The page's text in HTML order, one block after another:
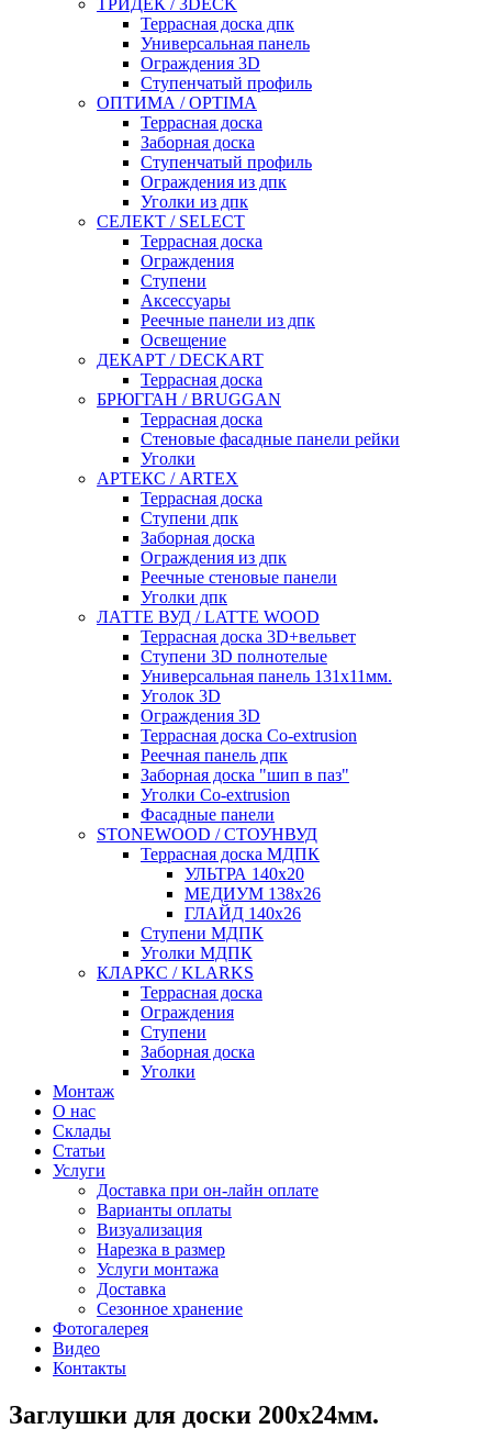
ТРИДЕК / 3DECK
Террасная доска дпк
Универсальная панель
Ограждения 3D
Ступенчатый профиль
ОПТИМА / OPTIMA
Террасная доска
Заборная доска
Ступенчатый профиль
Ограждения из дпк
Уголки из дпк
СЕЛЕКТ / SELECT
Террасная доска
Ограждения
Ступени
Аксессуары
Реечные панели из дпк
Освещение
ДЕКАРТ / DECKART
Террасная доска
БРЮГГАН / BRUGGAN
Террасная доска
Стеновые фасадные панели рейки
Уголки
АРТЕКС / ARTEX
Террасная доска
Ступени дпк
Заборная доска
Ограждения из дпк
Реечные стеновые панели
Уголки дпк
ЛАТТЕ ВУД / LATTE WOOD
Террасная доска 3D+вельвет
Ступени 3D полнотелые
Универсальная панель 131x11мм.
Уголок 3D
Ограждения 3D
Террасная доска Co-extrusion
Реечная панель дпк
Заборная доска "шип в паз"
Уголки Co-extrusion
Фасадные панели
STONEWOOD / СТОУНВУД
Террасная доска МДПК
УЛЬТРА 140x20
МЕДИУМ 138x26
ГЛАЙД 140x26
Ступени МДПК
Уголки МДПК
КЛАРКС / KLARKS
Террасная доска
Ограждения
Ступени
Заборная доска
Уголки
Монтаж
О нас
Склады
Статьи
Услуги
Доставка при он-лайн оплате
Варианты оплаты
Визуализация
Нарезка в размер
Услуги монтажа
Доставка
Сезонное хранение
Фотогалерея
Видео
Контакты
Заглушки для доски 200x24мм.